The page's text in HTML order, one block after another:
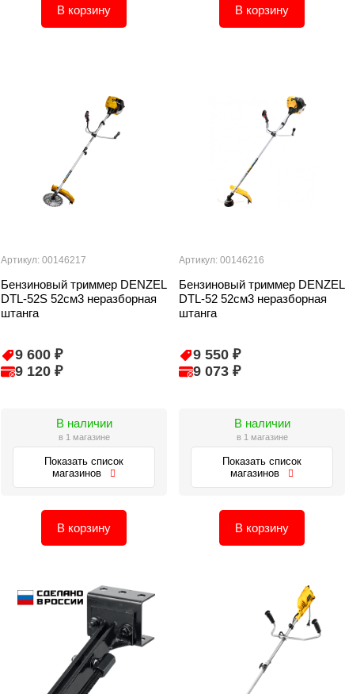
В корзину В корзину
Артикул: 00146217
Бензиновый триммер DENZEL
DTL-52S 52см3 неразборная
штанга
9 600 ₽
9 120 ₽
В наличии
в 1 магазине
Показать список
магазинов
В корзину
Артикул: 00146216
Бензиновый триммер DENZEL
DTL-52 52см3 неразборная
штанга
9 550 ₽
9 073 ₽
В наличии
в 1 магазине
Показать список
магазинов
В корзину